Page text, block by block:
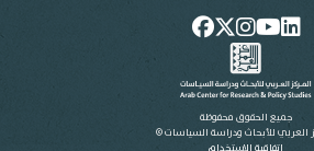
جميع الحقوق محفوظة
العربي للأبحاث ودراسة السياسات ©